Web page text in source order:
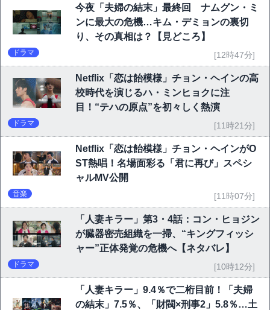
今夜「夫婦の結末」最終回 ナムグン・ミ
ンに最大の危機…キム・デミョンの裏切
り、その真相は？【見どころ】
ドラマ [12時47分]
Netflix「恋は飴模様」チョン・ヘインの高
校時代を演じるハ・ミンヒョクに注
目！“テハの原点”を初々しく熱演
ドラマ [11時21分]
Netflix「恋は飴模様」チョン・ヘインがO
ST熱唱！名場面彩る「君に再び」スペシ
ャルMV公開
音楽 [11時07分]
「人妻キラー」第3・4話：コン・ヒョジン
が臓器密売組織を一掃、“キングフィッシ
ャー”正体発覚の危機へ【ネタバレ】
ドラマ [10時12分]
「人妻キラー」9.4％で二桁目前！「夫婦
の結末」7.5％、「財閥×刑事2」5.8％…土